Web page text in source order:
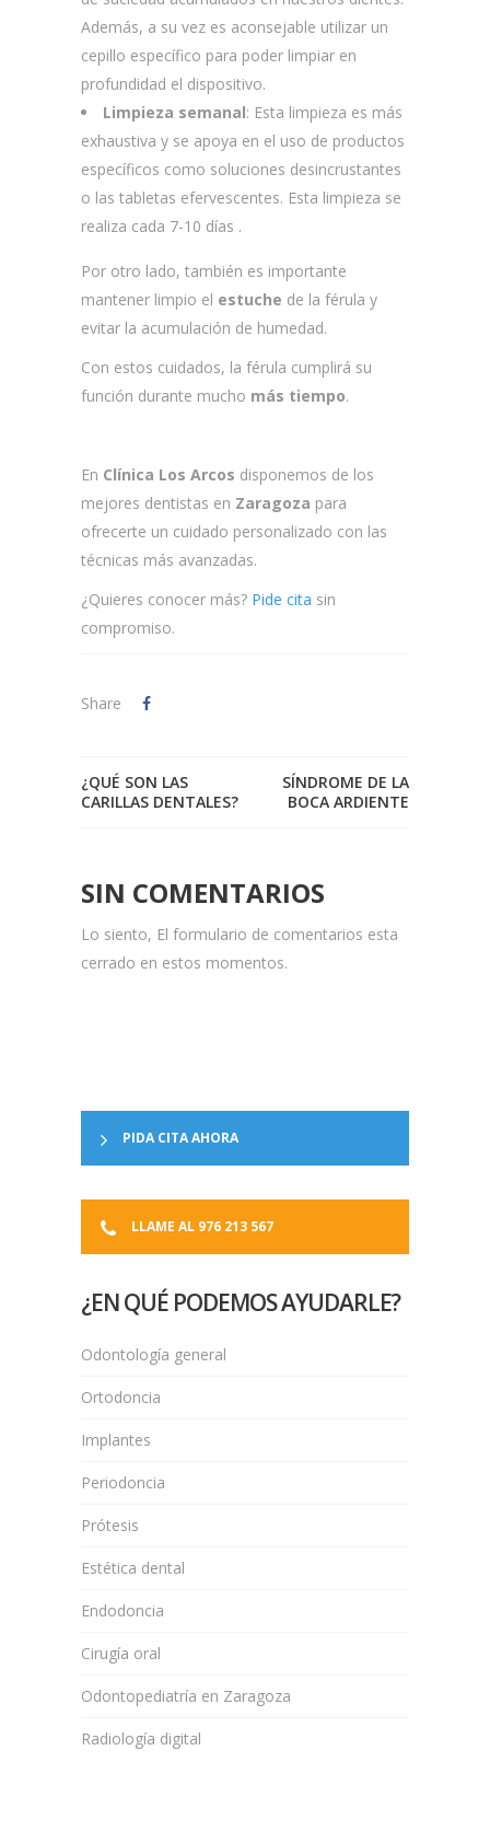
Además, a su vez es aconsejable utilizar un
cepillo específico para poder limpiar en
profundidad el dispositivo.
Limpieza semanal: Esta limpieza es más
exhaustiva y se apoya en el uso de productos
específicos como soluciones desincrustantes
o las tabletas efervescentes. Esta limpieza se
realiza cada 7-10 días .
Por otro lado, también es importante
mantener limpio el estuche de la férula y
evitar la acumulación de humedad.
Con estos cuidados, la férula cumplirá su
función durante mucho más tiempo.
En Clínica Los Arcos disponemos de los
mejores dentistas en Zaragoza para
ofrecerte un cuidado personalizado con las
técnicas más avanzadas.
¿Quieres conocer más? Pide cita sin
compromiso.
Share
¿QUÉ SON LAS
CARILLAS DENTALES?
SÍNDROME DE LA
BOCA ARDIENTE
SIN COMENTARIOS
Lo siento, El formulario de comentarios esta
cerrado en estos momentos.
PIDA CITA AHORA
LLAME AL 976 213 567
¿EN QUÉ PODEMOS AYUDARLE?
Odontología general
Ortodoncia
Implantes
Periodoncia
Prótesis
Estética dental
Endodoncia
Cirugía oral
Odontopediatría en Zaragoza
Radiología digital